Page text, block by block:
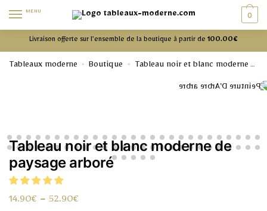
MENU 0
Livraison offerte sur l’ensemble de la boutique à partir de 100.00€
Tableaux moderne » Boutique » Tableau noir et blanc moderne
Tableau noir et blanc moderne de
paysage arboré
14.90€ – 52.90€